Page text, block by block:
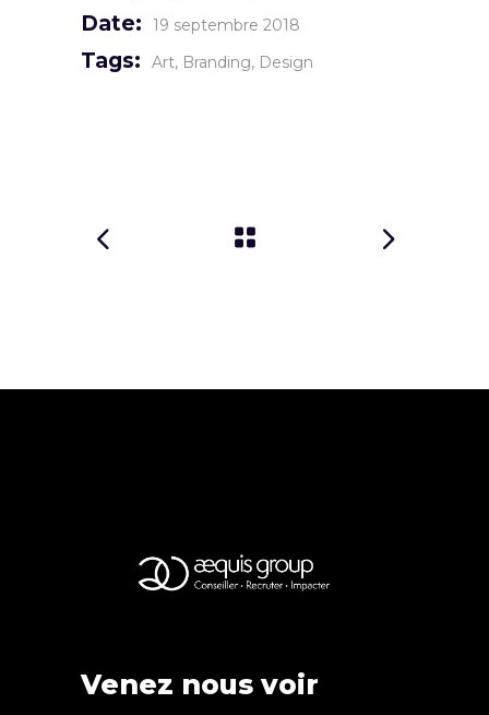
Date: 19 septembre 2018
Tags: Art Branding Design
Venez nous voir